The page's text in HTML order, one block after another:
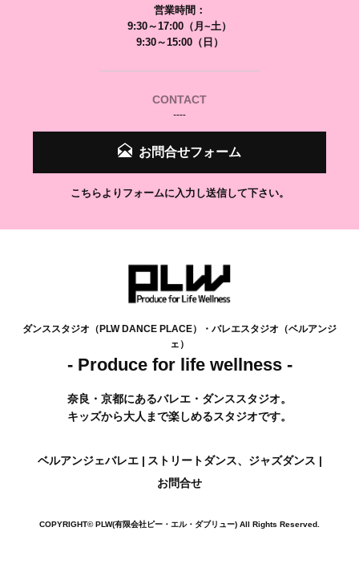
営業時間：
9:30～17:00（月~土）
9:30～15:00（日）
CONTACT
お問合せフォーム
こちらよりフォームに入力し送信して下さい。
ダンススタジオ（PLW DANCE PLACE）・バレエスタジオ（ベルアンジ
ェ）
- Produce for life wellness -
奈良・京都にあるバレエ・ダンススタジオ。
キッズから大人まで楽しめるスタジオです。
ベルアンジェバレエ
ストリートダンス、ジャズダンス
お問合せ
COPYRIGHT© PLW(有限会社ピー・エル・ダブリュー) All Rights Reserved.